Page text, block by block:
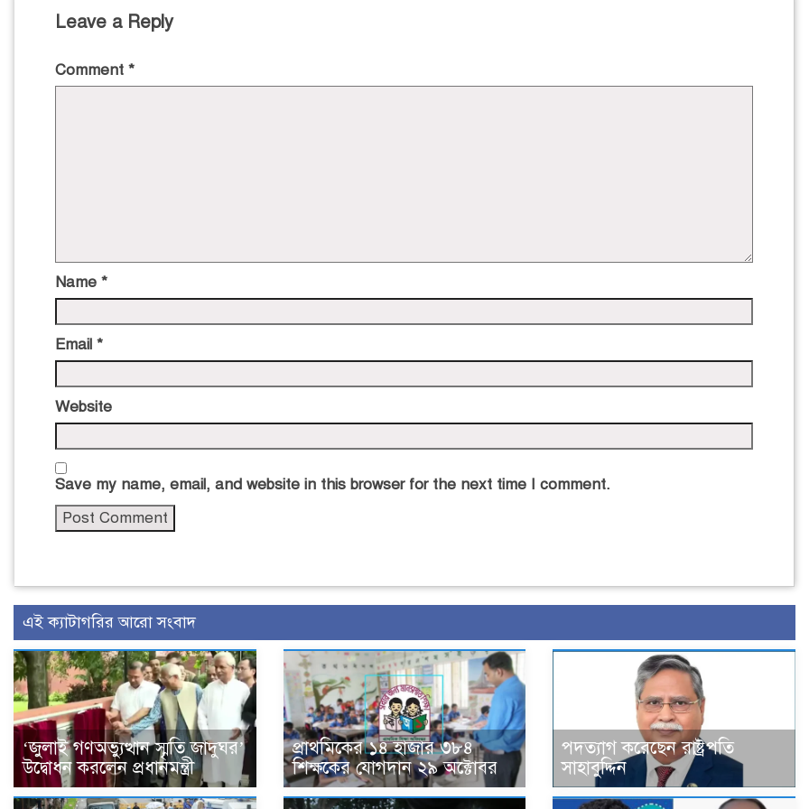
Leave a Reply
Comment *
Name *
Email *
Website
Save my name, email, and website in this browser for the next time I comment.
এই ক্যাটাগরির আরো সংবাদ
‘জুলাই গণঅভ্যুত্থান স্মৃতি জাদুঘর’
উদ্বোধন করলেন প্রধানমন্ত্রী
প্রাথমিকের ১৪ হাজার ৩৮৪
শিক্ষকের যোগদান ২৯ অক্টোবর
পদত্যাগ করেছেন রাষ্ট্রপতি
সাহাবুদ্দিন